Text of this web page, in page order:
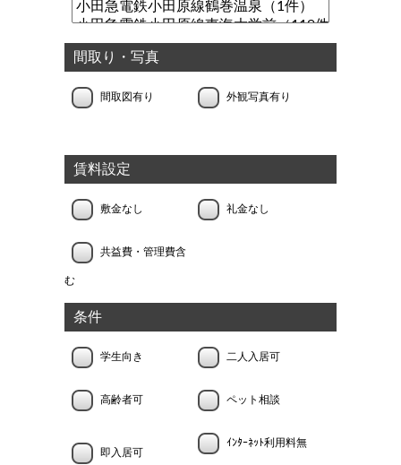
間取り・写真
間取図有り 外観写真有り
賃料設定
敷金なし 礼金なし
共益費・管理費含
む
条件
学生向き 二人入居可
高齢者可 ペット相談
即入居可
ｲﾝﾀｰﾈｯﾄ利用料無